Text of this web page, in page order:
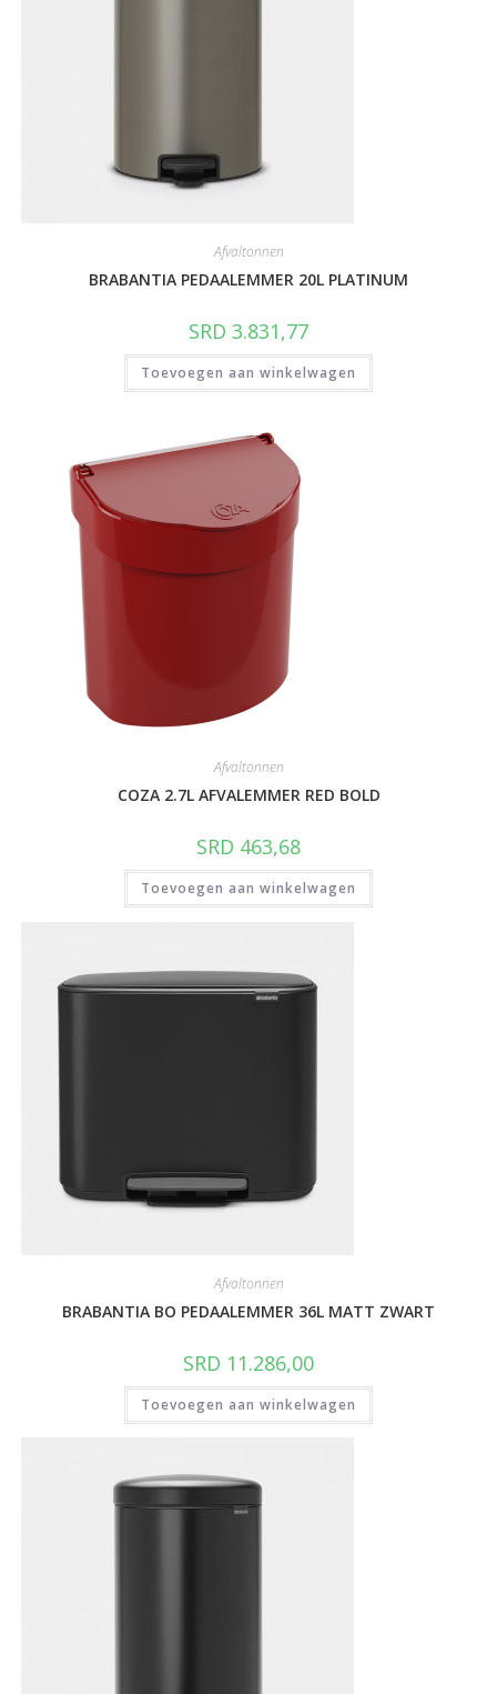
Afvaltonnen
BRABANTIA PEDAALEMMER 20L PLATINUM
SRD 3.831,77
Toevoegen aan winkelwagen
Afvaltonnen
COZA 2.7L AFVALEMMER RED BOLD
SRD 463,68
Toevoegen aan winkelwagen
Afvaltonnen
BRABANTIA BO PEDAALEMMER 36L MATT ZWART
SRD 11.286,00
Toevoegen aan winkelwagen